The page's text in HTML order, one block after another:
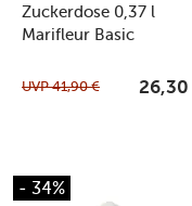
Zuckerdose 0,37 l
Marifleur Basic
UVP41,90 € 26,30
- 34%